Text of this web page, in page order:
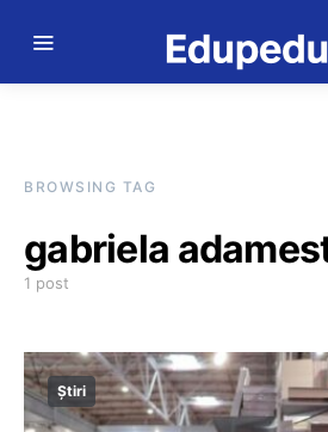
BROWSING TAG
gabriela
1 post
Știri